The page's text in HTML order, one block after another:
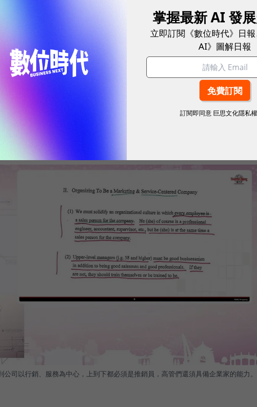
想要提昇價格並不是那麼容易，背後的基礎便是對市場的了
是「商品」還是「客製品」，也會影響訂價的空間。
他本次首度公開的台積電策略手稿中展露無疑。這份1998年
成為一間以行銷及服務為中心的企業，他們要求所有員工在
計、顧問的同時，還得一名優秀的推銷員，而高管在這之上
力。
未來！全球永續指標企業認證☀️100 MVP等你角逐雙獎榮譽
司以行銷、服務為中心，上到下都必須是推銷員，高管們還須具備企業家的能力。
掌握最新 AI 發
立即訂閱《數位時代》日
AI》圖解日報
訂閱即同意 巨思文化隱私